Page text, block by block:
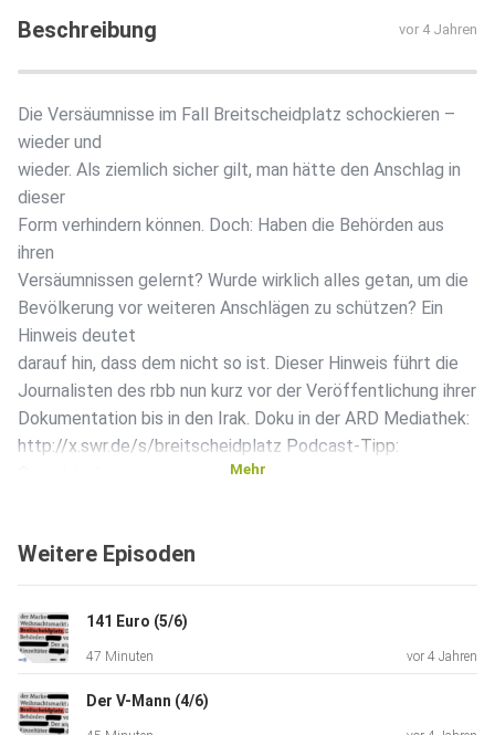
Beschreibung vor 4 Jahren
Die Versäumnisse im Fall Breitscheidplatz schockieren –
wieder und
wieder. Als ziemlich sicher gilt, man hätte den Anschlag in
dieser
Form verhindern können. Doch: Haben die Behörden aus
ihren
Versäumnissen gelernt? Wurde wirklich alles getan, um die
Bevölkerung vor weiteren Anschlägen zu schützen? Ein
Hinweis deutet
darauf hin, dass dem nicht so ist. Dieser Hinweis führt die
Journalisten des rbb nun kurz vor der Veröffentlichung ihrer
Dokumentation bis in den Irak. Doku in der ARD Mediathek:
http://x.swr.de/s/breitscheidplatz Podcast-Tipp:
BREITSCHEIDPLATZ ist eine Produktion von 190p im
und rbb.
Mehr
Weitere Episoden
141 Euro (5/6)
47 Minuten vor 4 Jahren
Der V-Mann (4/6)